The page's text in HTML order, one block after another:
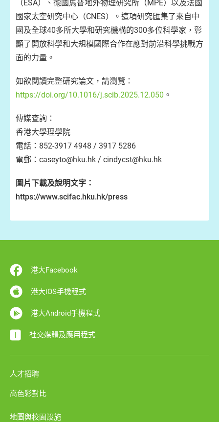
（ESA）、德國馬普地外物理研究所（MPE）以及法國
國家太空研究中心（CNES）。這項研究匯集了來自中
國及全球40多所大學和研究機構的300多位科學家，彰
顯了開放科學和大規模國際合作在應對前沿科學挑戰方
面的力量。
如欲閱讀完整研究論文，請瀏覽：
https://doi.org/10.1016/j.scib.2025.12.050 。
傳媒查詢：
香港大學理學院
電話：852-3917 4948 / 3917 5286
電郵：caseyto@hku.hk / cindycst@hku.hk
圖片下載及說明文字：
https://www.scifac.hku.hk/press
港大Facebook
港大iOS手機程式
港大Android手機程式
社交媒體及應用程式
人才招聘
高色彩對比
地圖與校園設施